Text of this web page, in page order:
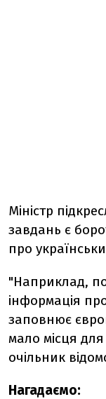
Міністр
завдань є
про
"Наприклад,
інформація
заповнює
мало місця
очільник
Нагадаємо: